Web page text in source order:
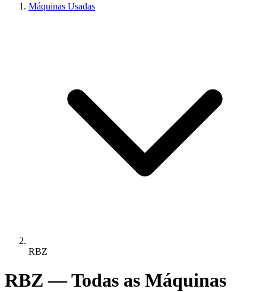
Máquinas Usadas
RBZ
RBZ — Todas as Máquinas